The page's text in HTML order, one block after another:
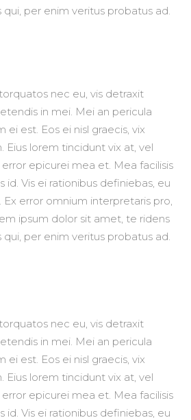
per enim veritus probatus ad.
nec eu, vis detraxit
in mei. Mei an pericula
ei est. Eos ei nisl graecis, vix
Eius lorem tincidunt vix at, vel
epicurei mea et. Mea facilisis
id. Vis ei rationibus definiebas, eu
Ex error omnium interpretaris pro,
ipsum dolor sit amet, te ridens
per enim veritus probatus ad.
nec eu, vis detraxit
in mei. Mei an pericula
ei est. Eos ei nisl graecis, vix
Eius lorem tincidunt vix at, vel
epicurei mea et. Mea facilisis
id. Vis ei rationibus definiebas, eu